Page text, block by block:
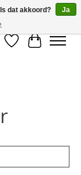
Verlanglijst
dat akkoord?
Ja